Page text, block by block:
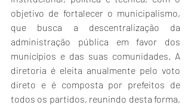
objetivo de fortalecer o municipalismo,
que busca a descentralização da
administração pública em favor dos
municípios e das suas comunidades. A
diretoria é eleita anualmente pelo voto
direto e é composta por prefeitos de
todos os partidos, reunindo desta forma,